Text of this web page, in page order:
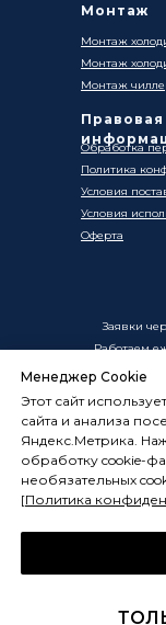
Цены,
характер и
ст. 437 ГК РФ.
Заявки
Работаем
Обработка
Политика
Условия
Оферта
Условия
Монтаж
Правовая
Монтаж
Монтаж
Монтаж
Менеджер Cookie
Этот сайт
сайта и анализа
Яндекс.Метрика.
обработку cookie-
необязательных
[Политика